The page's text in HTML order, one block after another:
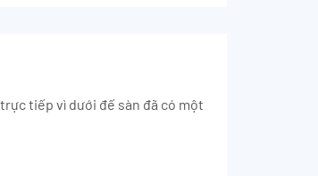
tiếp vì dưới đế sàn đã có một